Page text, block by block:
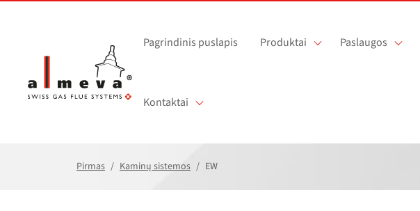
Pagrindinis puslapis Produktai Paslaugos
Kontaktai
Pirmas Kaminų sistemos EW